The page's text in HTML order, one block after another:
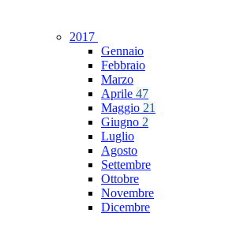
2017
Gennaio
Febbraio
Marzo
Aprile 47
Maggio 21
Giugno 2
Luglio
Agosto
Settembre
Ottobre
Novembre
Dicembre